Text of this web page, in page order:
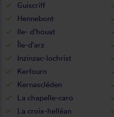
Guiscriff
Hennebont
Ile- d'houat
Île-d'arz
Inzinzac-lochrist
Kerfourn
Kernascléden
La chapelle-caro
La croix-helléan